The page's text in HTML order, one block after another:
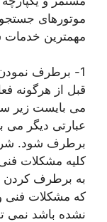
موتورهای
مهمترین
1- برطرف نمودن مشکلات فنی سایت
قبل از هرگونه
می بایست زیر
عبارتی دیگر
برطرف شود.
کلیه مشکلات
به برطرف کردن
که مشکلات
نشده باشد نمی